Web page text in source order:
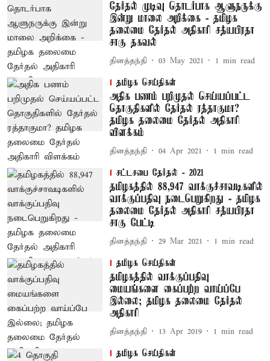
தேர்தல் முடிவு தொடர்பாக ஆளுநருக்கு
இன்று மாலை அறிக்கை - தமிழக
தலைமை தேர்தல் அதிகாரி சத்யபிரதா
சாகு தகவல்
தினத்தந்தி 03 May 2021 1 min read
தமிழக செய்திகள்
அதிக பணம் பறிமுதல் செய்யப்பட்ட
தொகுதிகளில் தேர்தல் ரத்தாகுமா?
தமிழக தலைமை தேர்தல் அதிகாரி
விளக்கம்
தினத்தந்தி 04 Apr 2021 1 min read
சட்டசபை தேர்தல் - 2021
தமிழகத்தில் 88,947 வாக்குச்சாவடிகளில்
வாக்குப்பதிவு நடைபெறுகிறது - தமிழக
தலைமை தேர்தல் அதிகாரி சத்யபிரதா
சாகு பேட்டி
தினத்தந்தி 29 Mar 2021 1 min read
தமிழக செய்திகள்
தமிழகத்தில் வாக்குப்பதிவு
மையங்களை கைப்பற்ற வாய்ப்பே
இல்லை; தமிழக தலைமை தேர்தல்
அதிகாரி
தினத்தந்தி 13 Apr 2019 1 min read
தமிழக செய்திகள்